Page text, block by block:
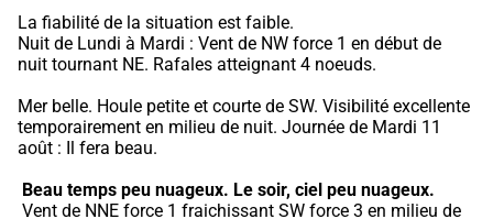
La fiabilité de la situation est faible.
Nuit de Lundi à Mardi : Vent de NW force 1 en début de
nuit tournant NE. Rafales atteignant 4 noeuds.
Mer belle. Houle petite et courte de SW. Visibilité excellente
temporairement en milieu de nuit. Journée de Mardi 11
août : Il fera beau.
Beau temps peu nuageux. Le soir, ciel peu nuageux.